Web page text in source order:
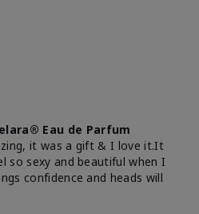
Eau de Parfum
it was a gift & I love it.It
so sexy and beautiful when I
confidence and heads will